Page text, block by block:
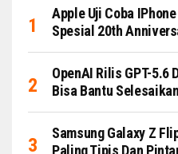
Apple Uji Coba
Spesial 20th
OpenAI Rilis GPT-5.6
Bisa Bantu
Samsung Galaxy Z
Paling Tipis Dan